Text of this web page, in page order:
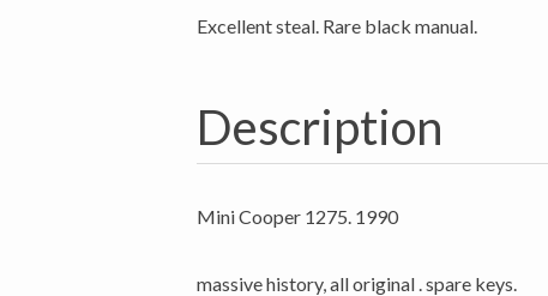
Excellent steal. Rare black manual.
Description
Mini Cooper 1275. 1990
massive history, all original . spare keys.